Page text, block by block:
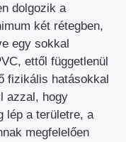
dolgozik a
két rétegben,
egy sokkal
ettől függetlenül
fizikális hatásokkal
azzal, hogy
lép a területre, a
megfelelően